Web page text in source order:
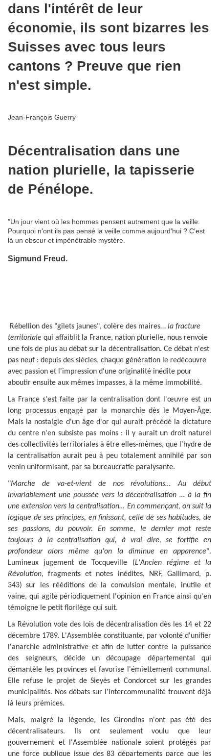
dans l'intérêt de leur
économie, ils sont bizarres les
Suisses avec tous leurs
cantons ? Preuve que rien
n'est simple.
Jean-François Guerry
Décentralisation dans une
nation plurielle, la tapisserie
de Pénélope.
"Un jour vient où les hommes pensent autrement que la veille.
Pourquoi n'ont ils pas pensé la veille comme aujourd'hui ? C'est
là un obscur et impénétrable mystère.
Sigmund Freud.
Rébellion des "gilets jaunes", colère des maires… la fracture
territoriale qui affaiblit la France, nation plurielle, nous renvoie
une fois de plus au débat sur la décentralisation. Ce débat n'est
pas neuf : depuis des siècles, chaque génération le redécouvre
avec passion et l'impression d'une originalité inédite pour
aboutir ensuite aux mêmes impasses, à la même immobilité.
La France s'est faite par la centralisation dont l'œuvre est un
long processus engagé par la monarchie dès le Moyen-Âge.
Mais la nostalgie d'un âge d'or qui aurait précédé la dictature
du centre n'en subsiste pas moins : il y aurait un droit naturel
des collectivités territoriales à être elles-mêmes, que l'hydre de
la centralisation aurait peu à peu totalement annihilé par son
venin uniformisant, par sa bureaucratie paralysante.
"Marche de va-et-vient de nos révolutions… Au début
invariablement une poussée vers la décentralisation … à la fin
une extension vers la centralisation… En commençant, on suit la
logique de ses principes, en finissant, celle de ses habitudes, de
ses passions, du pouvoir. En somme, le dernier mot reste
toujours à la centralisation qui, à vrai dire, se fortifie en
profondeur alors même qu'on la diminue en apparence".
Lumineux jugement de Tocqueville (L'Ancien régime et la
Révolution,fragments et notes inédites, NRF, Gallimard, p.
343) sur les rééditions de la convulsion mentale, inutile et
vaine, qui agite périodiquement l'opinion en France ainsi qu'en
témoigne le petit florilège qui suit.
La Révolution vote des lois de décentralisation dès les 14 et 22
décembre 1789. L'Assemblée constituante, par volonté d'unifier
l'anarchie administrative et afin de lutter contre la puissance
des seigneurs, décide un découpage départemental qui
démantèle les provinces et favorise l'émiettement communal.
Elle refuse le projet de Sieyès et Condorcet sur les grandes
municipalités. Nos débats sur l'intercommunalité trouvent déjà
là leurs prémices.
Mais, malgré la légende, les Girondins n'ont pas été des
décentralisateurs. Ils ont seulement voulu que leur
gouvernement et l'Assemblée nationale soient protégés par
une force publique issue des 83 départements parce que les